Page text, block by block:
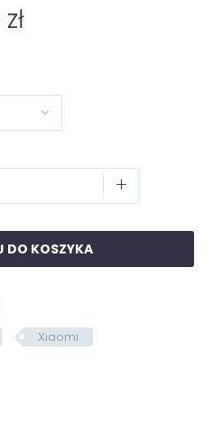
zł
+
DO KOSZYKA
Xiaomi